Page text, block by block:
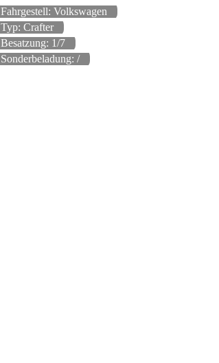
Fahrgestell: Volkswagen
Typ: Crafter
Besatzung: 1/7
Sonderbeladung: /